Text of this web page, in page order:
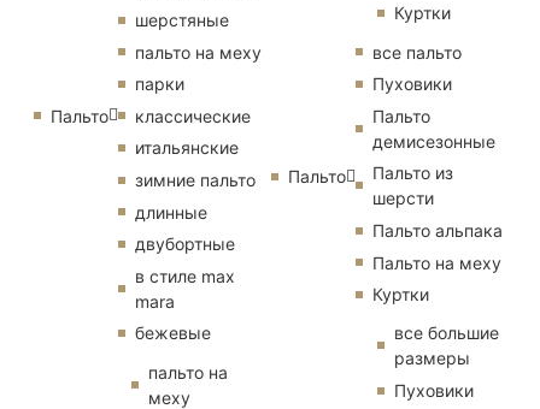
Пальто
шерстяные
пальто на меху
парки
классические
итальянские
зимние пальто
длинные
двубортные
в стиле max
mara
бежевые
пальто на
меху
Куртки
Пальто
все пальто
Пуховики
Пальто
демисезонные
Пальто из
шерсти
Пальто альпака
Пальто на меху
Куртки
все большие
размеры
Пуховики